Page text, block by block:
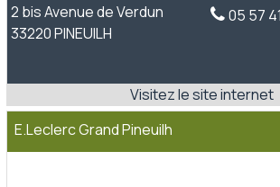
2 bis Avenue de Verdun
33220 PINEUILH
05 57
E.Leclerc Grand Pineuilh